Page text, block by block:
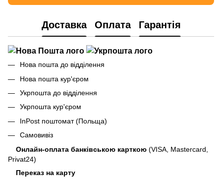
Доставка Оплата Гарантія
Нова пошта до відділення
Нова пошта кур'єром
Укрпошта до відділення
Укрпошта кур'єром
InPost поштомат (Польща)
Самовивіз
Онлайн-оплата банківською карткою (VISA, Mastercard,
Privat24)
Переказ на карту